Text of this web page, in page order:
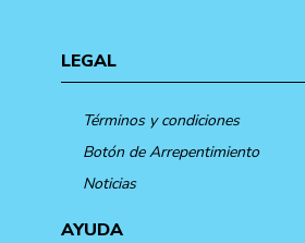
LEGAL
Términos y condiciones
Botón de Arrepentimiento
Noticias
AYUDA